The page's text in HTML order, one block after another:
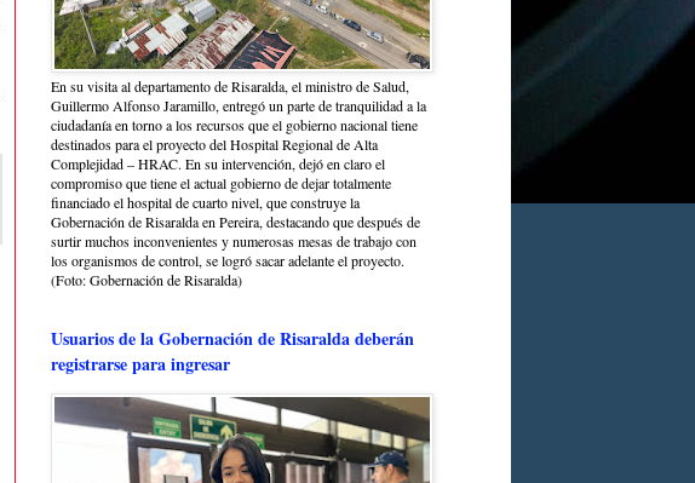
En su visita al departamento de Risaralda, el ministro de Salud,
Guillermo Alfonso Jaramillo, entregó un parte de tranquilidad a la
ciudadanía en torno a los recursos que el gobierno nacional tiene
destinados para el proyecto del Hospital Regional de Alta
Complejidad – HRAC. En su intervención, dejó en claro el
compromiso que tiene el actual gobierno de dejar totalmente
financiado el hospital de cuarto nivel, que construye la
Gobernación de Risaralda en Pereira, destacando que después de
surtir muchos inconvenientes y numerosas mesas de trabajo con
los organismos de control, se logró sacar adelante el proyecto.
(Foto: Gobernación de Risaralda)
Usuarios de la Gobernación de Risaralda deberán
registrarse para ingresar